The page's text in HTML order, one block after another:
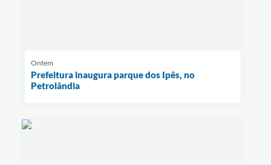
Ontem
Prefeitura inaugura parque dos Ipês, no
Petrolândia